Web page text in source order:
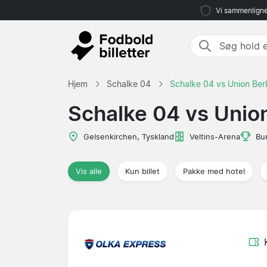
Vi
Hjem Schalke 04 Schalke 04 vs Union
Schalke 04 vs
Gelsenkirchen, Tyskland Veltins-Arena
Vis alle Kun billet Pakke med hotel